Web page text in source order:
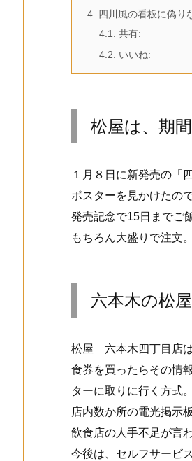
4. 四川風の看板に偽り
4.1.
共有:
4.2.
いいね:
松屋は、期
１月８日に新発売の「
ポスターを見かけたの
発売記念で15日までご
もちろん大盛りで注文。
六本木の松
松屋 六本木四丁目店は
食券を買ったらその情
ターに取りに行く方式。
店内数か所の電光掲示
飲食店の人手不足が言
今後は、セルフサービ